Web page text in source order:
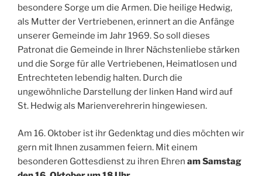
besondere Sorge um die Armen. Die heilige Hedwig,
als Mutter der Vertriebenen, erinnert an die Anfänge
unserer Gemeinde im Jahr 1969. So soll dieses
Patronat die Gemeinde in Ihrer Nächstenliebe stärken
und die Sorge für alle Vertriebenen, Heimatlosen und
Entrechteten lebendig halten. Durch die
ungewöhnliche Darstellung der linken Hand wird auf
St. Hedwig als Marienverehrerin hingewiesen.
Am 16. Oktober ist ihr Gedenktag und dies möchten wir
gern mit Ihnen zusammen feiern. Mit einem
besonderen Gottesdienst zu ihren Ehren am Samstag